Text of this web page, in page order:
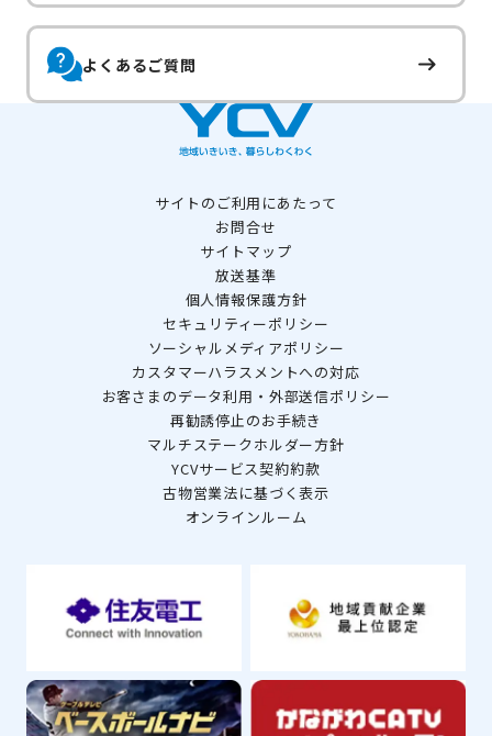
よくあるご質問
サイトのご利用にあたって
お問合せ
サイトマップ
放送基準
個人情報保護方針
セキュリティーポリシー
ソーシャルメディアポリシー
カスタマーハラスメントへの対応
お客さまのデータ利用・外部送信ポリシー
再勧誘停止のお手続き
マルチステークホルダー方針
YCVサービス契約約款
古物営業法に基づく表示
オンラインルーム